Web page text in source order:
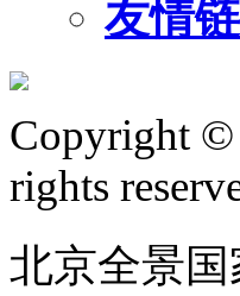
友情
Copyright ©
rights
北京全景